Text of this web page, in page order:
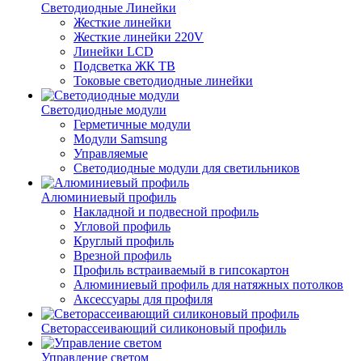
Светодиодные Линейки
Жесткие линейки
Жесткие линейки 220V
Линейки LCD
Подсветка ЖК ТВ
Токовые светодиодные линейки
Светодиодные модули
Герметичные модули
Модули Samsung
Управляемые
Светодиодные модули для светильников
Алюминиевый профиль
Накладной и подвесной профиль
Угловой профиль
Круглый профиль
Врезной профиль
Профиль встраиваемый в гипсокартон
Алюминиевый профиль для натяжных потолков
Аксессуары для профиля
Светорассеивающий силиконовый профиль
Управление светом